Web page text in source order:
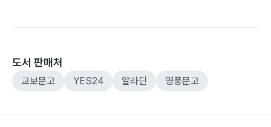
도서 판매처
교보문고 YES24 알라딘 영풍문고